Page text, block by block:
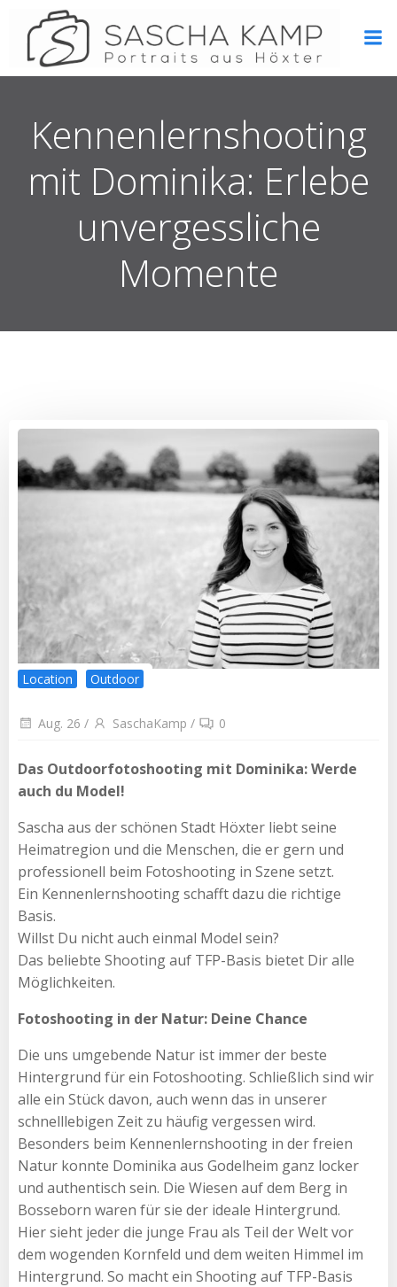
Inhalt
springen
Kennenlernshooting
mit Dominika: Erlebe
unvergessliche
Momente
Location Outdoor
Aug. 26 / SaschaKamp / 0
Das Outdoorfotoshooting mit Dominika: Werde
auch du Model!
Sascha aus der schönen Stadt Höxter liebt seine
Heimatregion und die Menschen, die er gern und
professionell beim Fotoshooting in Szene setzt.
Ein Kennenlernshooting schafft dazu die richtige
Basis.
Willst Du nicht auch einmal Model sein?
Das beliebte Shooting auf TFP-Basis bietet Dir alle
Möglichkeiten.
Fotoshooting in der Natur: Deine Chance
Die uns umgebende Natur ist immer der beste
Hintergrund für ein Fotoshooting. Schließlich sind wir
alle ein Stück davon, auch wenn das in unserer
schnelllebigen Zeit zu häufig vergessen wird.
Besonders beim Kennenlernshooting in der freien
Natur konnte Dominika aus Godelheim ganz locker
und authentisch sein. Die Wiesen auf dem Berg in
Bosseborn waren für sie der ideale Hintergrund.
Hier sieht jeder die junge Frau als Teil der Welt vor
dem wogenden Kornfeld und dem weiten Himmel im
Hintergrund. So macht ein Shooting auf TFP-Basis